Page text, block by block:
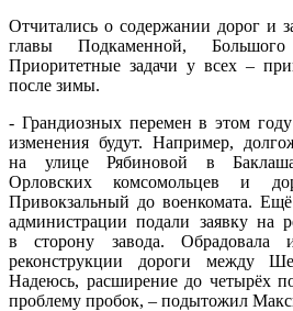
Отчитались о содержании дорог и
главы Подкаменной,
Приоритетные задачи у всех –
после зимы.
- Грандиозных перемен в этом
изменения будут. Например,
на улице Рябиновой в
Орловских комсомольцев и
Привокзальный до военкомата.
администрации подали заявку на
в сторону завода. Обрадовала
реконструкции дороги между
Надеюсь, расширение до четырёх
проблему пробок, – подытожил